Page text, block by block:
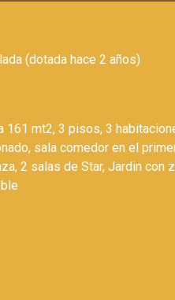
(dotada hace 2 años)
161 mt2, 3 pisos, 3
sala comedor en el
2 salas de Star, Jardin con